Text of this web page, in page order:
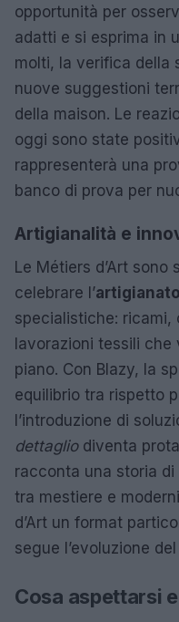
opportunità per
adatti e si esprima in
molti, la verifica della
nuove suggestioni
della maison. Le
oggi sono state
rappresenterà una
banco di prova per
Artigianalità e
Le Métiers d’Art
celebrare l’artigianato
specialistiche: ricami,
lavorazioni tessili che
piano. Con Blazy, la
equilibrio tra rispetto
l’introduzione di
dettagliodiventa
racconta una storia
tra mestiere e
d’Art un format
segue l’evoluzione
Cosa aspettarsi